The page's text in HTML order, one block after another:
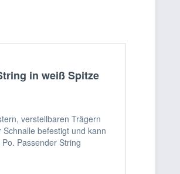
in weiß Spitze
verstellbaren Trägern
befestigt und kann
Passender String